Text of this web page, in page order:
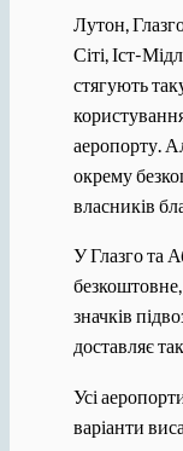
Лутон,
Сіті, Іст-
стягують
аеропорту.
окрему
власників
У Глазго та
значків
доставляє
Усі
варіанти